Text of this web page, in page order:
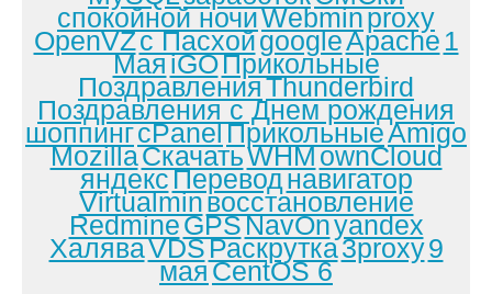
спокойной ночиWebminproxy
OpenVZс ПасхойgoogleApache 1
МаяiGOПрикольные
ПоздравленияThunderbird
Поздравления с Днем рождения
шоппингcPanelПрикольныеAmigo
MozillaСкачатьWHMownCloud
яндексПереводнавигатор
Virtualminвосстановление
RedmineGPSNavOnyandex
ХаляваVDSРаскрутка3proxy9
маяCentOS 6